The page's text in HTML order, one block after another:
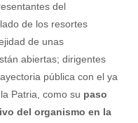
del
de los resortes
de unas
abiertas; dirigentes
pública con el ya
Patria, como su paso
del organismo en la